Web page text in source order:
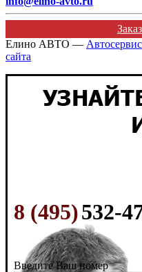
Елино АВТО —
сайта
8 (495)532-
Введите Ваш номер